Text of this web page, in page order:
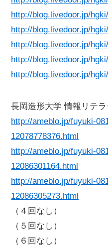
http://blog.livedoor.jp/
http://blog.livedoor.jp/
http://blog.livedoor.jp/
http://blog.livedoor.jp/
http://blog.livedoor.jp/
長岡造形大学 情報リテ
http://ameblo.jp/fuyuki-
12078778376.html
http://ameblo.jp/fuyuki-
12086301164.html
http://ameblo.jp/fuyuki-
12086305273.html
（４回なし）
（５回なし）
（６回なし）